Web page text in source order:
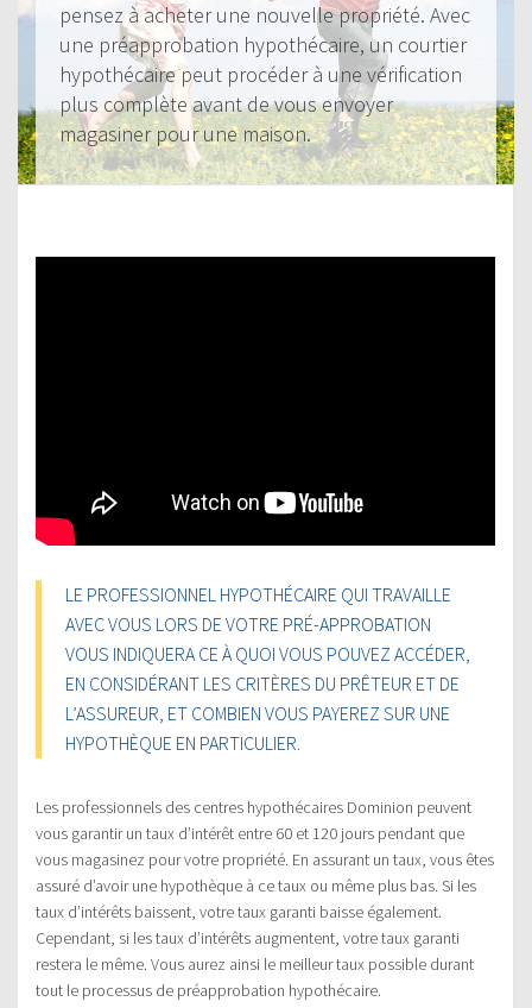
pensez à acheter une nouvelle propriété. Avec
une préapprobation hypothécaire, un courtier
hypothécaire peut procéder à une vérification
plus complète avant de vous envoyer
magasiner pour une maison.
LE PROFESSIONNEL HYPOTHÉCAIRE QUI TRAVAILLE
AVEC VOUS LORS DE VOTRE PRÉ-APPROBATION
VOUS INDIQUERA CE À QUOI VOUS POUVEZ ACCÉDER,
EN CONSIDÉRANT LES CRITÈRES DU PRÊTEUR ET DE
L’ASSUREUR, ET COMBIEN VOUS PAYEREZ SUR UNE
HYPOTHÈQUE EN PARTICULIER.
Les professionnels des centres hypothécaires Dominion peuvent
vous garantir un taux d’intérêt entre 60 et 120 jours pendant que
vous magasinez pour votre propriété. En assurant un taux, vous êtes
assuré d’avoir une hypothèque à ce taux ou même plus bas. Si les
taux d’intérêts baissent, votre taux garanti baisse également.
Cependant, si les taux d’intérêts augmentent, votre taux garanti
restera le même. Vous aurez ainsi le meilleur taux possible durant
tout le processus de préapprobation hypothécaire.